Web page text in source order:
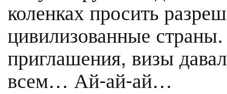
коленках просить
цивилизованные
приглашения, визы
всем… Ай-ай-ай…